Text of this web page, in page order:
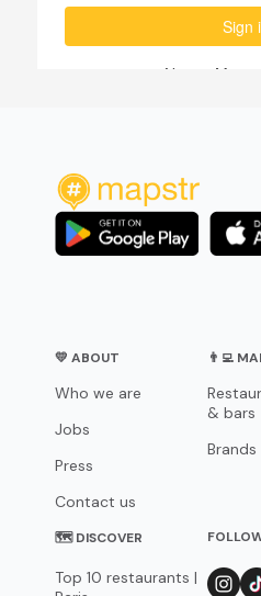
💛 ABOUT
Who we are
Jobs
Press
Contact us
👨‍💻
& bars
Brands
🗺 DISCOVER
Top 10 restaurants |